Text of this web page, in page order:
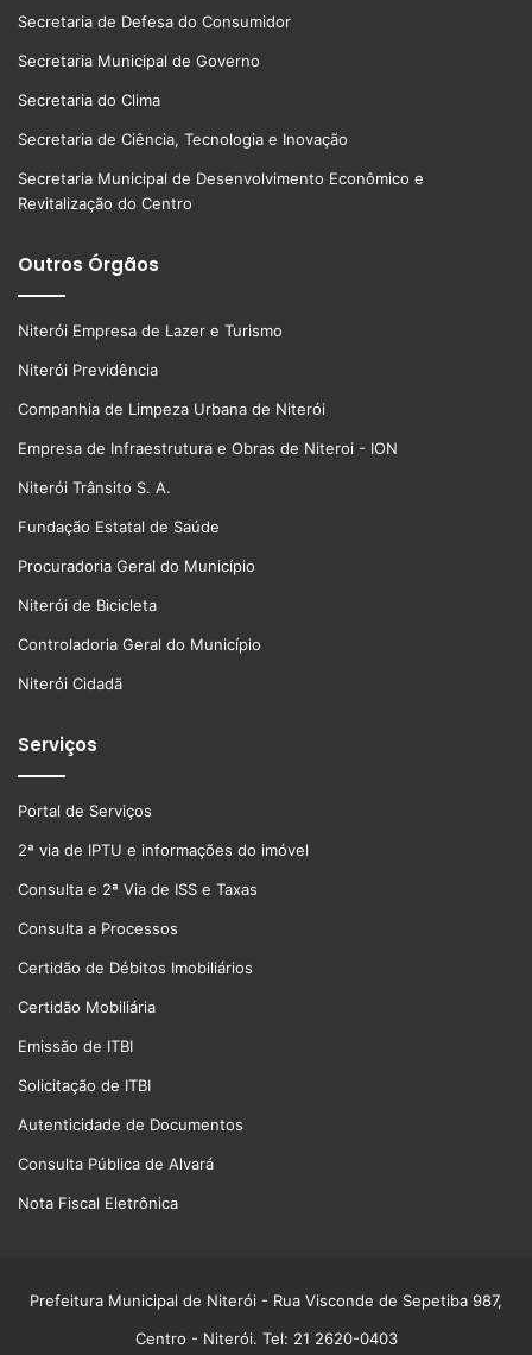
Secretaria de Defesa do Consumidor
Secretaria Municipal de Governo
Secretaria do Clima
Secretaria de Ciência, Tecnologia e Inovação
Secretaria Municipal de Desenvolvimento Econômico e
Revitalização do Centro
Outros Órgãos
Niterói Empresa de Lazer e Turismo
Niterói Previdência
Companhia de Limpeza Urbana de Niterói
Empresa de Infraestrutura e Obras de Niteroi - ION
Niterói Trânsito S. A.
Fundação Estatal de Saúde
Procuradoria Geral do Município
Niterói de Bicicleta
Controladoria Geral do Município
Niterói Cidadã
Serviços
Portal de Serviços
2ª via de IPTU e informações do imóvel
Consulta e 2ª Via de ISS e Taxas
Consulta a Processos
Certidão de Débitos Imobiliários
Certidão Mobiliária
Emissão de ITBI
Solicitação de ITBI
Autenticidade de Documentos
Consulta Pública de Alvará
Nota Fiscal Eletrônica
Prefeitura Municipal de Niterói - Rua Visconde de Sepetiba 987,
Centro - Niterói. Tel: 21 2620-0403